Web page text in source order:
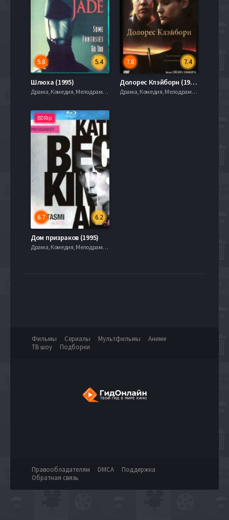
5.4
5.8
Шлюха (1995)
Драма, Комедия, Мелодрама, Фэнтези, 1995, 720hd, mobilen
7.4
7.8
Долорес Клэйборн (1995)
Драма, Комедия, Мелодрама, Фэнтези, 1995, 720hd, mobilen
BDRip
6.2
6.7
Дом призраков (1995)
Драма, Комедия, Мелодрама, Фэнтези, 1995, 720hd, mobilen
Фильмы Сериалы Мультфильмы
Аниме
ТВ шоу
Подборки
Правообладателям DMCA
Поддержка
Обратная связь